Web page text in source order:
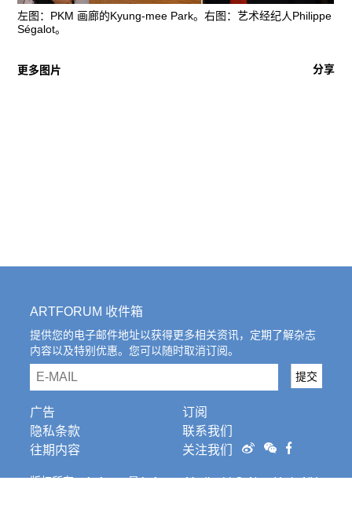
左图：PKM 画廊的Kyung-mee Park。右图：艺术经纪人Philippe
Ségalot。
更多图片 分享
ARTFORUM 收件箱
提供您的电子邮件地址以获得更多相关资讯，定期了解杂志
内容以及特别优惠。您可以随时取消订阅。
email 提交
广告
隐私条款
往期内容
订阅
联系我们
关注我们
版权所有。Artforum是Artforum Media, LLC, New York, NY